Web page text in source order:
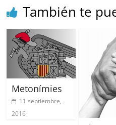
También te
Metonímies
11 septiembre,
2016